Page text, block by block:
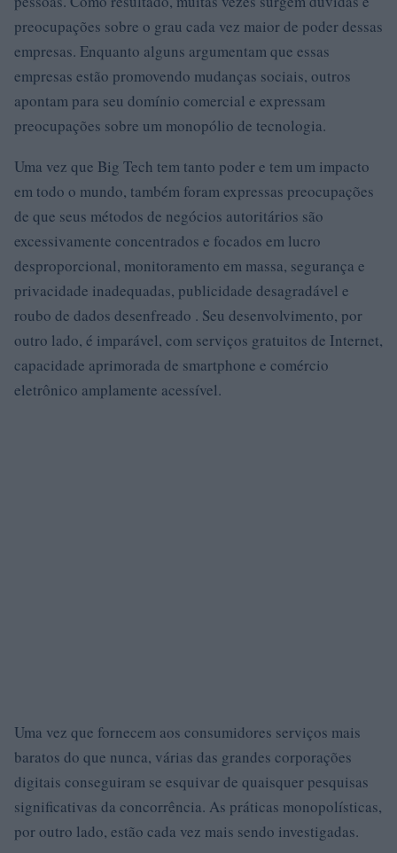
preocupações sobre o grau cada vez maior de poder dessas
empresas. Enquanto alguns argumentam que essas
empresas estão promovendo mudanças sociais, outros
apontam para seu domínio comercial e expressam
preocupações sobre um monopólio de tecnologia.
Uma vez que Big Tech tem tanto poder e tem um impacto
em todo o mundo, também foram expressas preocupações
de que seus métodos de negócios autoritários são
excessivamente concentrados e focados em lucro
desproporcional, monitoramento em massa, segurança e
privacidade inadequadas, publicidade desagradável e
roubo de dados desenfreado . Seu desenvolvimento, por
outro lado, é imparável, com serviços gratuitos de Internet,
capacidade aprimorada de smartphone e comércio
eletrônico amplamente acessível.
Uma vez que fornecem aos consumidores serviços mais
baratos do que nunca, várias das grandes corporações
digitais conseguiram se esquivar de quaisquer pesquisas
significativas da concorrência. As práticas monopolísticas,
por outro lado, estão cada vez mais sendo investigadas.